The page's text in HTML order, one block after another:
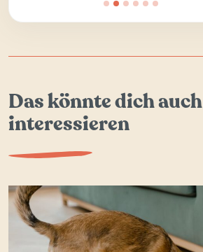
Das könnte dich auch
interessieren